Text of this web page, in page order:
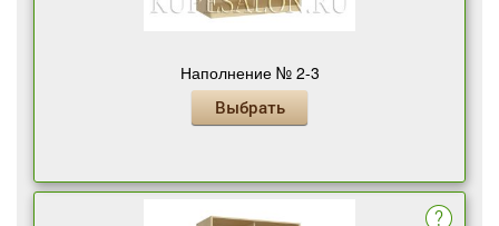
Наполнение № 2-3
Выбрать